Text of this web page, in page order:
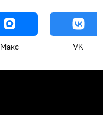
Макс VK